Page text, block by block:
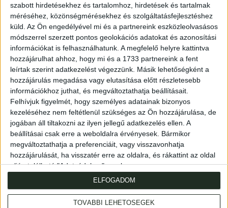
szabott hirdetésekhez és tartalomhoz, hirdetések és tartalmak
méréséhez, közönségmérésekhez és szolgáltatásfejlesztéshez
küld. Az Ön engedélyével mi és a partnereink eszközleolvasásos
módszerrel szerzett pontos geolokációs adatokat és azonosítási
információkat is felhasználhatunk. A megfelelő helyre kattintva
hozzájárulhat ahhoz, hogy mi és a 1733 partnereink a fent
leírtak szerint adatkezelést végezzünk. Másik lehetőségként a
hozzájárulás megadása vagy elutasítása előtt részletesebb
információkhoz juthat, és megváltoztathatja beállításait.
Felhívjuk figyelmét, hogy személyes adatainak bizonyos
kezeléséhez nem feltétlenül szükséges az Ön hozzájárulása, de
jogában áll tiltakozni az ilyen jellegű adatkezelés ellen. A
beállításai csak erre a weboldalra érvényesek. Bármikor
megváltoztathatja a preferenciáit, vagy visszavonhatja
hozzájárulását, ha visszatér erre az oldalra, és rákattint az oldal
alján található "Adatvédelem" gombra.
TOVÁBBI LEHETŐSÉGEK
ELFOGADOM
Cím: 1053 Budapest., Múzeum krt. 13-15.
Telefon
: +36 1 317 3514
Nyitva: hétköznap 10-18h, szombat 10-14h
Email: eladas@kozpontiantikvarium.hu
Axioart.com Invaluable.com
Adatvédelmi szabályzat AML-nyilatkozat